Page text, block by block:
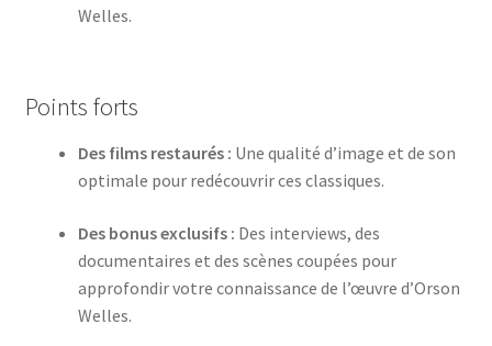
Welles.
Points forts
Des films restaurés : Une qualité d’image et de son
optimale pour redécouvrir ces classiques.
Des bonus exclusifs : Des interviews, des
documentaires et des scènes coupées pour
approfondir votre connaissance de l’œuvre d’Orson
Welles.